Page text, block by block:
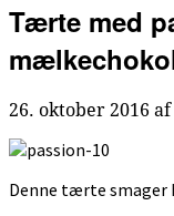
Tærte med
26. oktober 2016 af
Denne tærte smager